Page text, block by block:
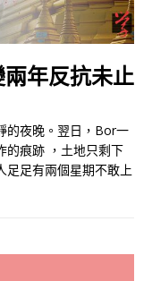
年反抗未止
的夜晚。翌日，Bor一
的痕跡 ，土地只剩下
足足有兩個星期不敢上